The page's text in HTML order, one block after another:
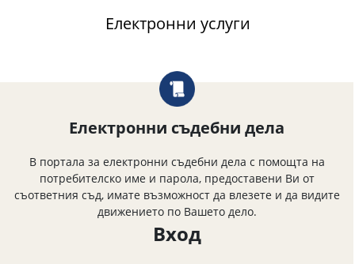
Електронни услуги
Електронни съдебни дела
В портала за електронни съдебни дела с помощта на
потребителско име и парола, предоставени Ви от
съответния съд, имате възможност да влезете и да видите
движението по Вашето дело.
Вход